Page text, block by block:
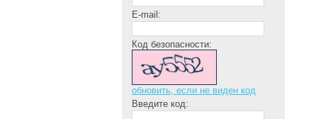
E-mail:
Код безопасности:
обновить, если не виден код
Введите код: